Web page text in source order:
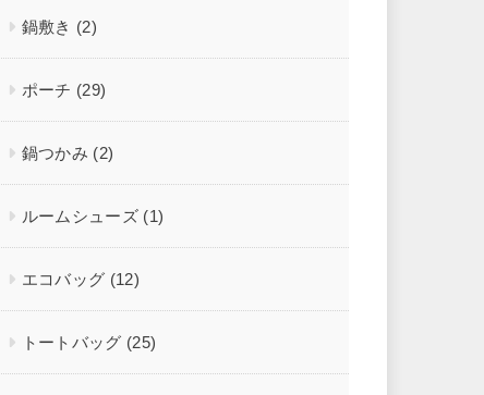
鍋敷き (2)
ポーチ (29)
鍋つかみ (2)
ルームシューズ (1)
エコバッグ (12)
トートバッグ (25)